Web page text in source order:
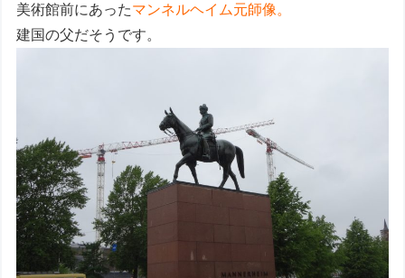
美術館前にあったマンネルヘイム元師像。
建国の父だそうです。